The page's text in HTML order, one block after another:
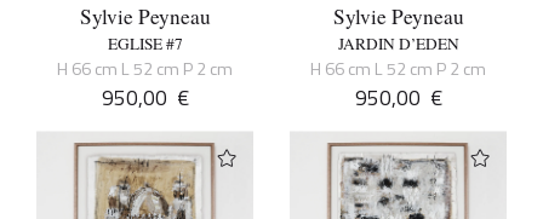
Sylvie Peyneau
EGLISE #7
H 66 cm L 52 cm P 2 cm
950,00 €
Sylvie Peyneau
JARDIN D’EDEN
H 66 cm L 52 cm P 2 cm
950,00 €